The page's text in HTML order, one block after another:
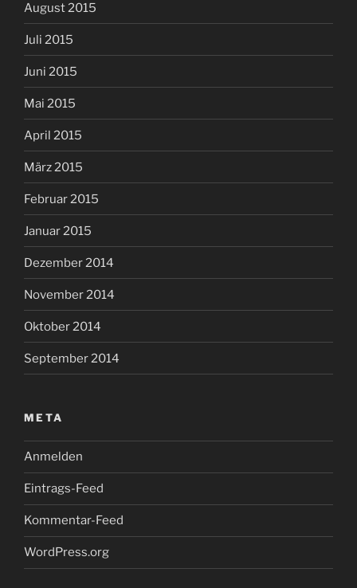
August 2015
Juli 2015
Juni 2015
Mai 2015
April 2015
März 2015
Februar 2015
Januar 2015
Dezember 2014
November 2014
Oktober 2014
September 2014
META
Anmelden
Eintrags-Feed
Kommentar-Feed
WordPress.org